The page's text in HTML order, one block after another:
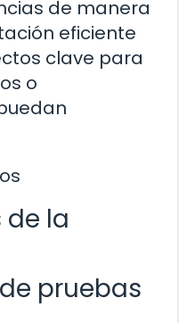
de manera
eficiente
clave para
o
la
pruebas